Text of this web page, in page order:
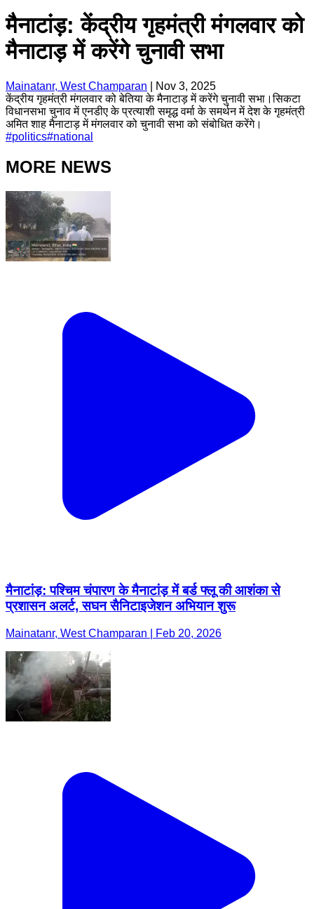
मैनाटांड़: केंद्रीय गृहमंत्री मंगलवार को
मैनाटाड़ में करेंगे चुनावी सभा
Mainatanr, West Champaran
Nov 3, 2025
केंद्रीय गृहमंत्री मंगलवार को बेतिया के मैनाटाड़ में करेंगे चुनावी सभा।सिकटा
विधानसभा चुनाव में एनडीए के प्रत्याशी समृद्ध वर्मा के समर्थन में देश के गृहमंत्री
अमित शाह मैनाटाड़ में मंगलवार को चुनावी सभा को संबोधित करेंगे।
#politics#national
MORE NEWS
मैनाटांड़: पश्चिम चंपारण के मैनाटांड़ में बर्ड फ्लू की आशंका से
प्रशासन अलर्ट, सघन सैनिटाइजेशन अभियान शुरू
Mainatanr, West Champaran | Feb 20, 2026